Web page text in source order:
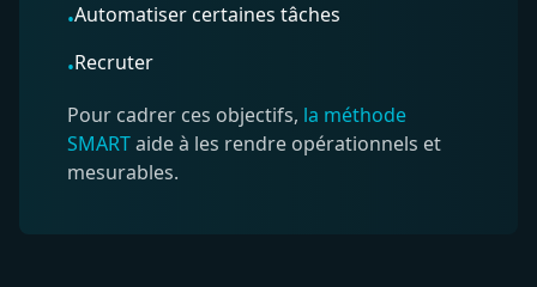
•Automatiser certaines tâches
•Recruter
Pour cadrer ces objectifs, la méthode
SMARTaide à les rendre opérationnels et
mesurables.